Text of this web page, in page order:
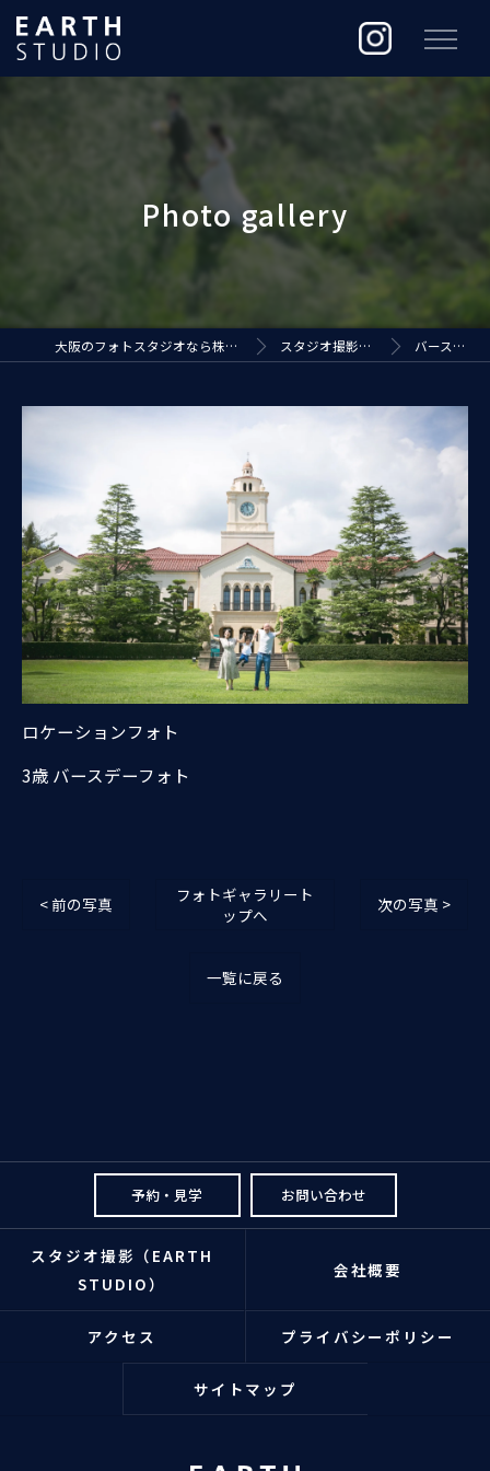
大阪のフォトスタジオなら株式会社ジ・アースプロダクション スタジオ撮影（EARTH STUDIO） バースデーフォト
ロケーションフォト
3歳 バースデーフォト
< 前の写真
フォトギャラリート
ップへ
次の写真 >
一覧に戻る
予約・見学 お問い合わせ
スタジオ撮影（EARTH
STUDIO）
会社概要
アクセス プライバシーポリシー
サイトマップ